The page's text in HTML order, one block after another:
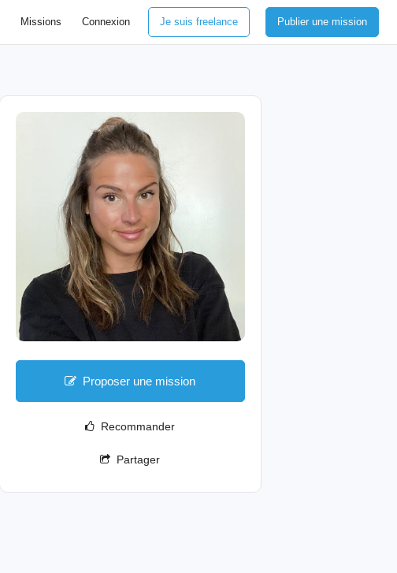
Missions Connexion Je suis freelance Publier une mission
Proposer une mission
Recommander
Partager